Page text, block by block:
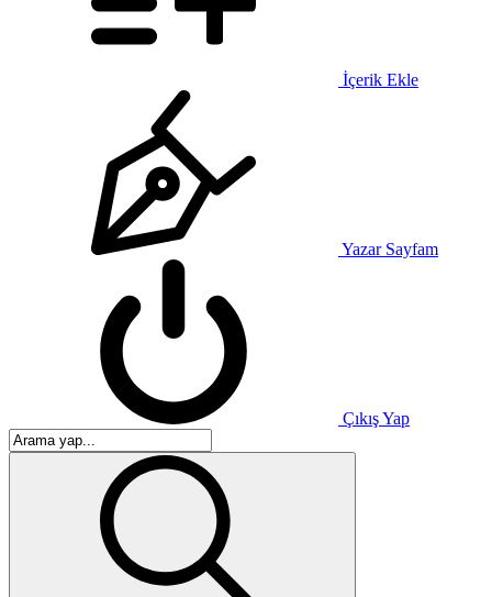
İçerik Ekle
Yazar Sayfam
Çıkış Yap